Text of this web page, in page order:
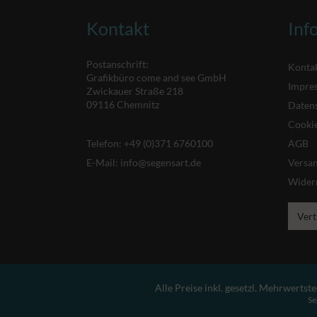
Kontakt
Postanschrift:
Grafikbüro come and see GmbH
Zwickauer Straße 218
09116 Chemnitz
Telefon: +49 (0)371 6760100
E-Mail: info@segensart.de
AGB
Alle Preise inkl. gesetzl.